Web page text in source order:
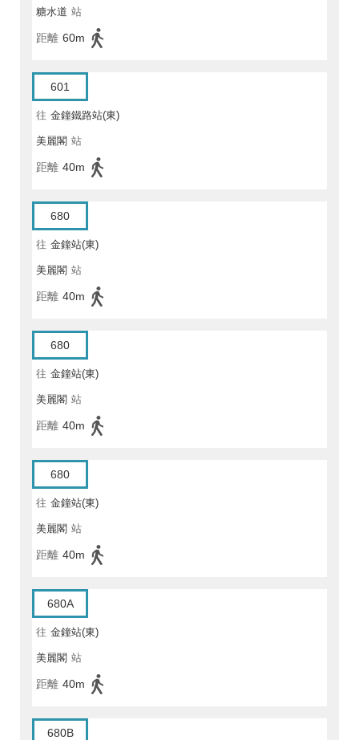
糖水道 站
距離 60m
601
往 金鐘鐵路站(東)
美麗閣 站
距離 40m
680
往 金鐘站(東)
美麗閣 站
距離 40m
680
往 金鐘站(東)
美麗閣 站
距離 40m
680
往 金鐘站(東)
美麗閣 站
距離 40m
680A
往 金鐘站(東)
美麗閣 站
距離 40m
680B